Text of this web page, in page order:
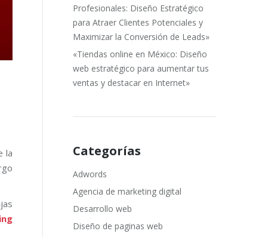
la
Profesionales: Diseño Estratégico
para Atraer Clientes Potenciales y
Maximizar la Conversión de Leads»
«Tiendas online en México: Diseño
web estratégico para aumentar tus
ventas y destacar en Internet»
Categorías
Adwords
Agencia de marketing digital
Desarrollo web
Diseño de paginas web